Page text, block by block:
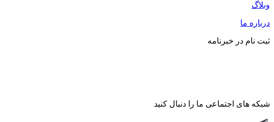
وبلاگ
درباره ما
ثبت نام در خبرنامه
شبکه های اجتماعی ما را دنبال کنید